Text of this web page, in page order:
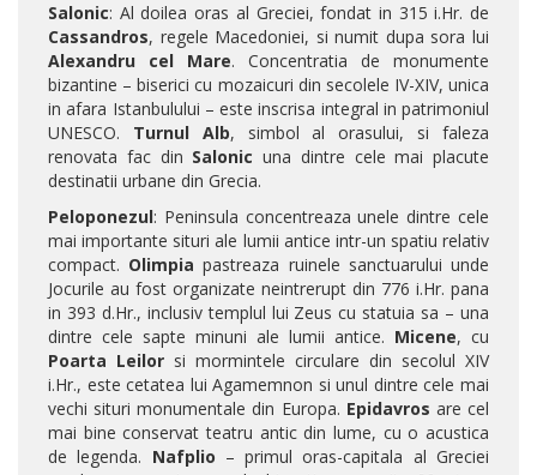
Salonic: Al doilea oras al Greciei, fondat in 315 i.Hr. de
Cassandros, regele Macedoniei, si numit dupa sora lui
Alexandru cel Mare. Concentratia de monumente
bizantine – biserici cu mozaicuri din secolele IV-XIV, unica
in afara Istanbulului – este inscrisa integral in patrimoniul
UNESCO. Turnul Alb, simbol al orasului, si faleza
renovata fac din Salonic una dintre cele mai placute
destinatii urbane din Grecia.
Peloponezul: Peninsula concentreaza unele dintre cele
mai importante situri ale lumii antice intr-un spatiu relativ
compact. Olimpia pastreaza ruinele sanctuarului unde
Jocurile au fost organizate neintrerupt din 776 i.Hr. pana
in 393 d.Hr., inclusiv templul lui Zeus cu statuia sa – una
dintre cele sapte minuni ale lumii antice. Micene, cu
Poarta Leilor si mormintele circulare din secolul XIV
i.Hr., este cetatea lui Agamemnon si unul dintre cele mai
vechi situri monumentale din Europa. Epidavros are cel
mai bine conservat teatru antic din lume, cu o acustica
de legenda. Nafplio – primul oras-capitala al Greciei